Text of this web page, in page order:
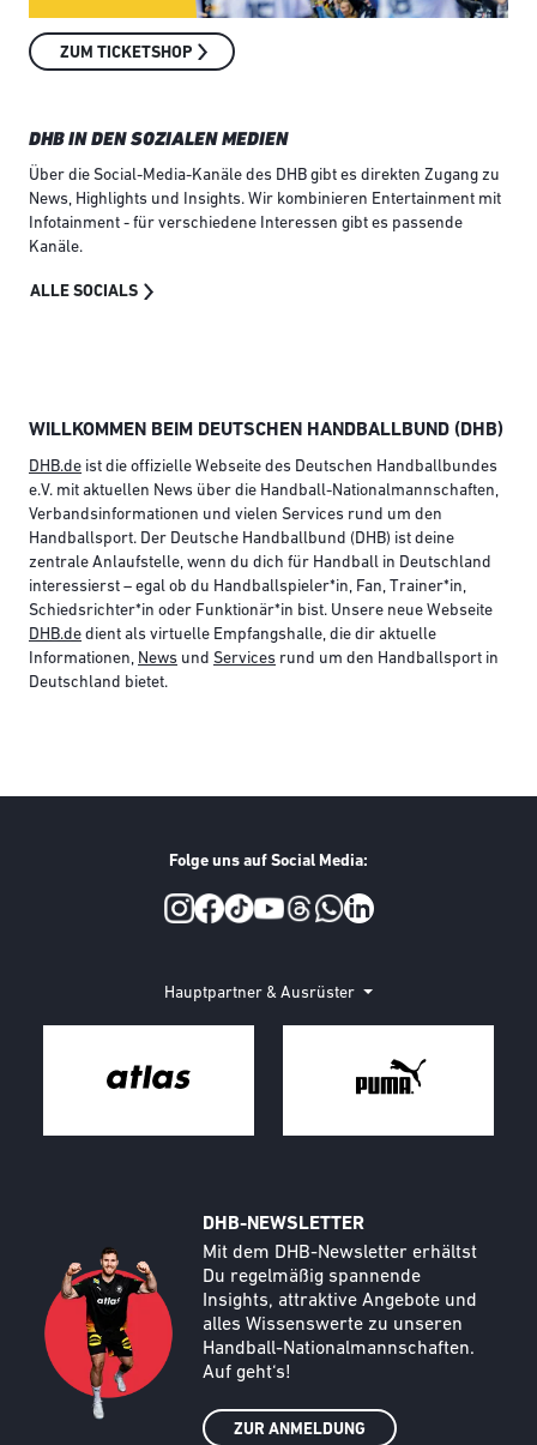
ZUM TICKETSHOP
DHB IN DEN SOZIALEN MEDIEN
Über die Social-Media-Kanäle des DHB gibt es direkten Zugang zu
News, Highlights und Insights. Wir kombinieren Entertainment mit
Infotainment - für verschiedene Interessen gibt es passende
Kanäle.
ALLE SOCIALS
WILLKOMMEN BEIM DEUTSCHEN HANDBALLBUND (DHB)
DHB.de ist die offizielle Webseite des Deutschen Handballbundes
e.V. mit aktuellen News über die Handball-Nationalmannschaften,
Verbandsinformationen und vielen Services rund um den
Handballsport. Der Deutsche Handballbund (DHB) ist deine
zentrale Anlaufstelle, wenn du dich für Handball in Deutschland
interessierst – egal ob du Handballspieler*in, Fan, Trainer*in,
Schiedsrichter*in oder Funktionär*in bist. Unsere neue Webseite
DHB.de dient als virtuelle Empfangshalle, die dir aktuelle
Informationen, News und Services rund um den Handballsport in
Deutschland bietet.
Folge uns auf Social Media:
Hauptpartner & Ausrüster
DHB-NEWSLETTER
Text
Mit dem DHB-Newsletter erhältst
Du regelmäßig spannende
Insights, attraktive Angebote und
alles Wissenswerte zu unseren
Handball-Nationalmannschaften.
Auf geht‘s!
ZUR ANMELDUNG